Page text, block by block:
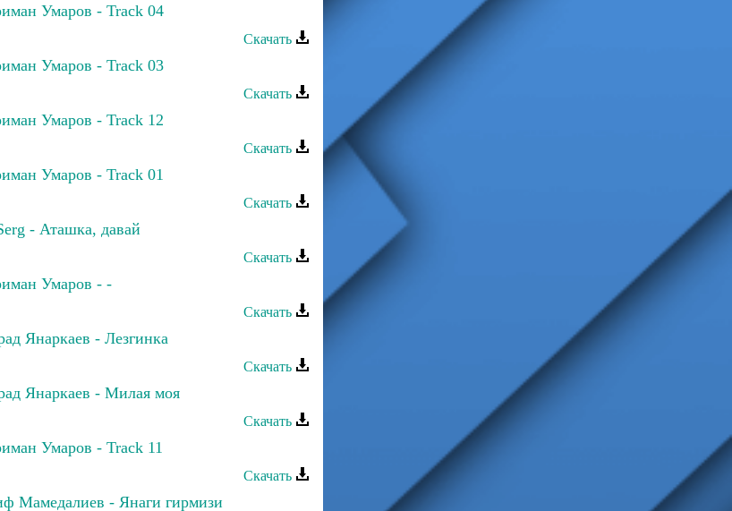
Умаров - Track 04
Скачать
Умаров - Track 03
Скачать
Умаров - Track 12
Скачать
Умаров - Track 01
Скачать
- Аташка, давай
Скачать
Умаров - -
Скачать
Янаркаев - Лезгинка
Скачать
Янаркаев - Милая моя
Скачать
Умаров - Track 11
Скачать
Мамедалиев - Янаги гирмизи